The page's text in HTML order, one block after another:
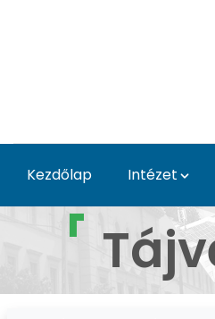
Kezdőlap Intézet
Képek a